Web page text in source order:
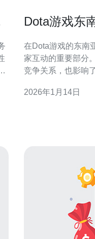
Dota游戏东
在Dota游戏的东南
家互动的重要部分
竞争关系，也影响
德讯电讯作为理想
2026年1月14日